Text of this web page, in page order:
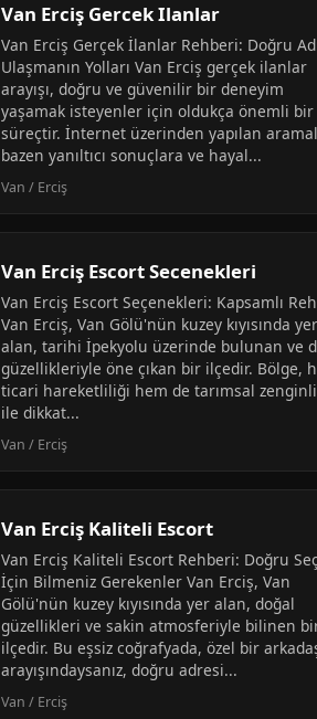
Van Erciş Gercek Ilanlar
Van Erciş Gerçek İlanlar Rehberi: Doğru
Ulaşmanın Yolları Van Erciş gerçek ilanlar
arayışı, doğru ve güvenilir bir deneyim
yaşamak isteyenler için oldukça önemli bir
süreçtir. İnternet üzerinden yapılan
bazen yanıltıcı sonuçlara ve hayal...
Van / Erciş
Van Erciş Escort Secenekleri
Van Erciş Escort Seçenekleri: Kapsamlı
Van Erciş, Van Gölü'nün kuzey kıyısında yer
alan, tarihi İpekyolu üzerinde bulunan ve
güzellikleriyle öne çıkan bir ilçedir. Bölge,
ticari hareketliliği hem de tarımsal
ile dikkat...
Van / Erciş
Van Erciş Kaliteli Escort
Van Erciş Kaliteli Escort Rehberi: Doğru
İçin Bilmeniz Gerekenler Van Erciş, Van
Gölü'nün kuzey kıyısında yer alan, doğal
güzellikleri ve sakin atmosferiyle bilinen
ilçedir. Bu eşsiz coğrafyada, özel bir
arayışındaysanız, doğru adresi...
Van / Erciş